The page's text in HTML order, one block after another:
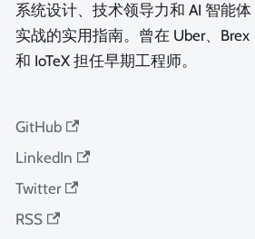
系统设计、技术领导力和 AI 智能体
实战的实用指南。曾在 Uber、Brex
和 IoTeX 担任早期工程师。
GitHub
LinkedIn
Twitter
RSS